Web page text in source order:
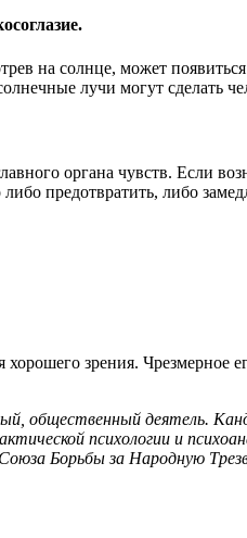
на солнце, может
лучи могут сделать
органа чувств. Если
предотвратить, либо
зрения. Чрезмерное
общественный деятель.
психологии и
Борьбы за Народную